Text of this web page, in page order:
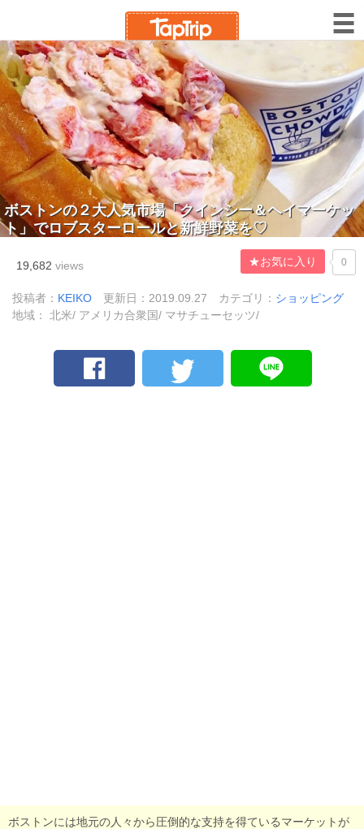
ボストンの２大人気市場「クインシー＆ヘイマーケッ
ト」でロブスターロールと新鮮野菜を♡
19,682 views ★お気に入り 0
投稿者： KEIKO 更新日：2019.09.27 カテゴリ： ショッピング
地域： 北米/ アメリカ合衆国/ マサチューセッツ/
ボストンには地元の人々から圧倒的な支持を得ているマーケットが